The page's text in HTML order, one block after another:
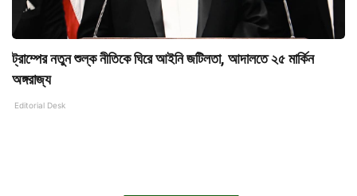
ট্রাম্পের নতুন শুল্ক নীতিকে ঘিরে আইনি জটিলতা, আদালতে ২৫ মার্কিন
অঙ্গরাজ্য
Editorial Desk